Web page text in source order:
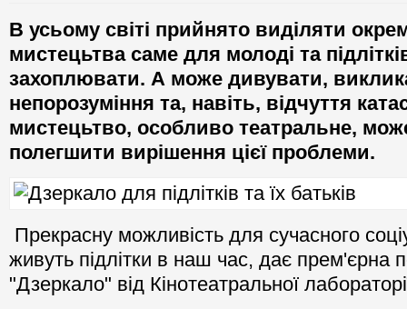
В усьому світі прийнято виділяти
мистецьтва саме для молоді та
захоплювати. А може дивувати,
непорозуміння та, навіть, відчуття
мистецьтво, особливо театральне,
полегшити вирішення цієї проблеми.
Прекрасну можливість для сучасного
живуть підлітки в наш час, дає прем'єрна
"Дзеркало" від Кінотеатральної